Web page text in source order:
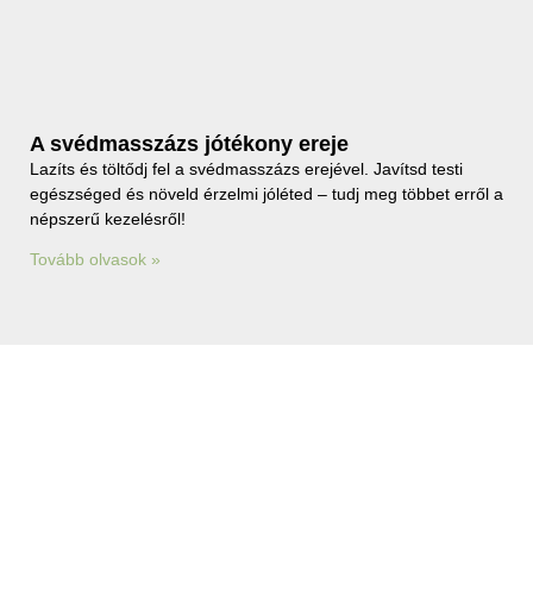
A svédmasszázs jótékony ereje
Lazíts és töltődj fel a svédmasszázs erejével. Javítsd testi
egészséged és növeld érzelmi jóléted – tudj meg többet erről a
népszerű kezelésről!
Tovább olvasok »